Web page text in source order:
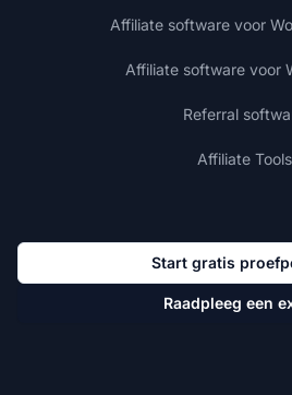
Affiliate software voor
Affiliate software voor
Referral
Affiliate Tools
Start gratis
Raadpleeg een